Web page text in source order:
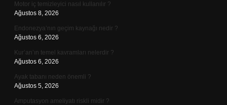
Motor iç temizleyici nasıl kullanılır ?
Ağustos 8, 2026
Endonezya’nın geçim kaynağı nedir ?
Ağustos 6, 2026
Kur’an’ın temel kavramları nelerdir ?
Ağustos 6, 2026
Ayak tabanı neden önemli ?
Ağustos 5, 2026
Amputasyon ameliyatı riskli midir ?